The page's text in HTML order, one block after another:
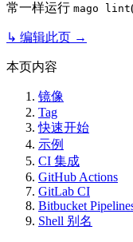
常一样运行 mago lint
↳ 编辑此页 →
本页内容
镜像
Tag
快速开始
示例
CI 集成
GitHub Actions
GitLab CI
Bitbucket
Shell 别名